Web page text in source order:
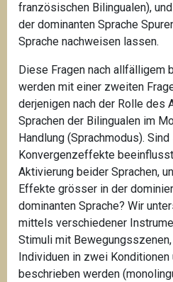
französischen Bilingualen),
der dominanten Sprache
Sprache nachweisen lassen.
Diese Fragen nach allfälligem
werden mit einer zweiten
derjenigen nach der Rolle des
Sprachen der Bilingualen im
Handlung (Sprachmodus).
Konvergenzeffekte
Aktivierung beider Sprachen,
Effekte grösser in der
dominanten Sprache? Wir
mittels verschiedener
Stimuli mit
Individuen in zwei
beschrieben werden